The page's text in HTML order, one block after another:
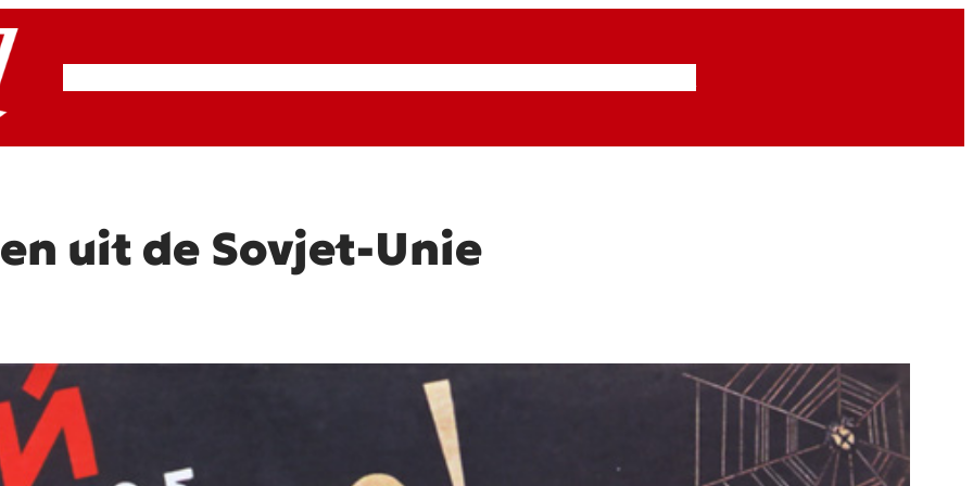
uit de Sovjet-Unie